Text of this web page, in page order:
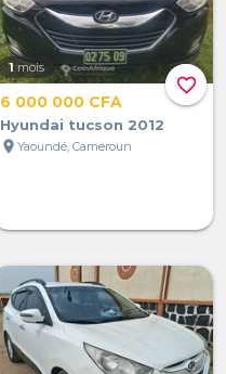
favorite_border
1 mois
6 000 000 CFA
Hyundai tucson 2012
location_on Yaoundé, Cameroun